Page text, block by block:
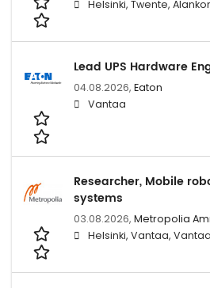
Helsinki, Twente,
Lead UPS Hardware
04.08.2026, Eaton
Vantaa
Researcher, Mobile
systems
03.08.2026, Metropolia
Helsinki, Vantaa, Vantaa